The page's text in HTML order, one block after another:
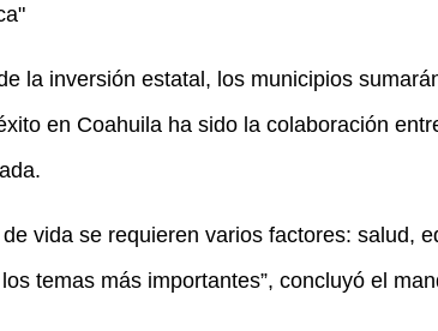
la inversión estatal, los municipios
en Coahuila ha sido la colaboración
vida se requieren varios factores: salud,
temas más importantes”, concluyó el